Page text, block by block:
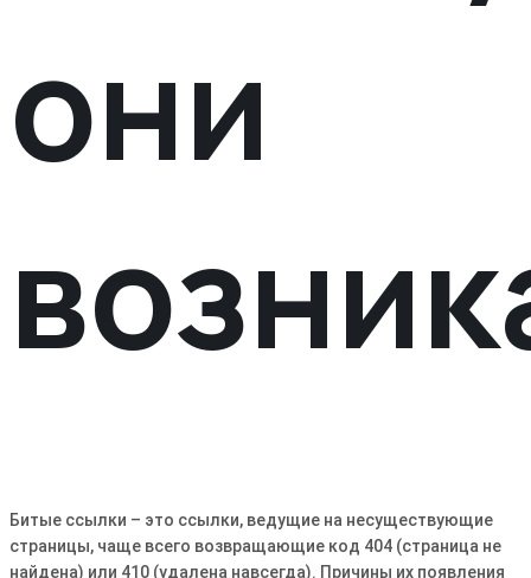
они
Битые ссылки – это ссылки, ведущие на несуществующие
страницы, чаще всего возвращающие код 404 (страница не
найдена) или 410 (удалена навсегда). Причины их появления